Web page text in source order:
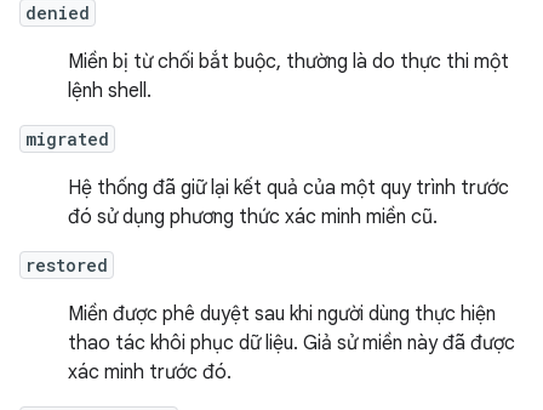
denied
Miền bị từ chối bắt buộc, thường là do thực thi một
lệnh shell.
migrated
Hệ thống đã giữ lại kết quả của một quy trình trước
đó sử dụng phương thức xác minh miền cũ.
restored
Miền được phê duyệt sau khi người dùng thực hiện
thao tác khôi phục dữ liệu. Giả sử miền này đã được
xác minh trước đó.